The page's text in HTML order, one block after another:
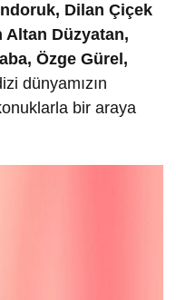
Dilan Çiçek
Altan Düzyatan,
Özge Gürel,
dünyamızın
bir araya